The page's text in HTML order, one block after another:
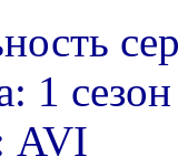
1
AVI